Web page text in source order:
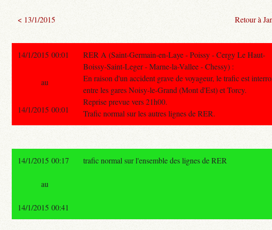
< 13/1/2015 Retour à
14/1/2015 00:01
RER A (Saint-Germain-en-Laye - Poissy - Cergy Le Haut-
Boissy-Saint-Leger - Marne-la-Vallee - Chessy) :
En raison d'un accident grave de voyageur, le trafic est
entre les gares Noisy-le-Grand (Mont d'Est) et Torcy.
Reprise prevue vers 21h00.
Trafic normal sur les autres lignes de RER.
au
14/1/2015 00:01
14/1/2015 00:17 trafic normal sur l'ensemble des lignes de RER
au
14/1/2015 00:41